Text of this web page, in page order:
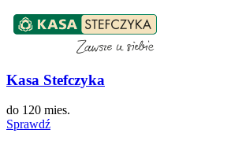
Kasa Stefczyka
do 120 mies.
Sprawdź